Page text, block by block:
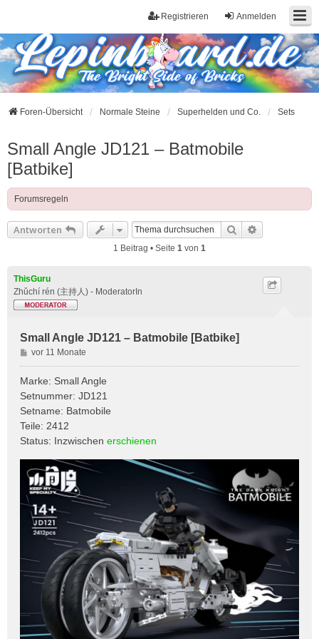
Anmelden
Registrieren
Foren-Übersicht Normale Steine Superhelden und Co. Sets
Small Angle JD121 – Batmobile
[Batbike]
Forumsregeln
Antworten Suche
1 Beitrag • Seite 1 von 1
ThisGuru
Zhǔchí rén (主持人) - ModeratorIn
Small Angle JD121 – Batmobile [Batbike]
B
e
i
a
g
vor 11 Monate
Marke: Small Angle
Setnummer: JD121
Setname: Batmobile
Teile: 2412
Status: Inzwischen erschienen